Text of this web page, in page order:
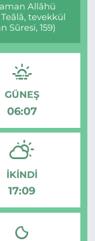
Allâhü
tevekkül
Sûresi, 159)
GÜNEŞ
06:07
İKINDI
17:09